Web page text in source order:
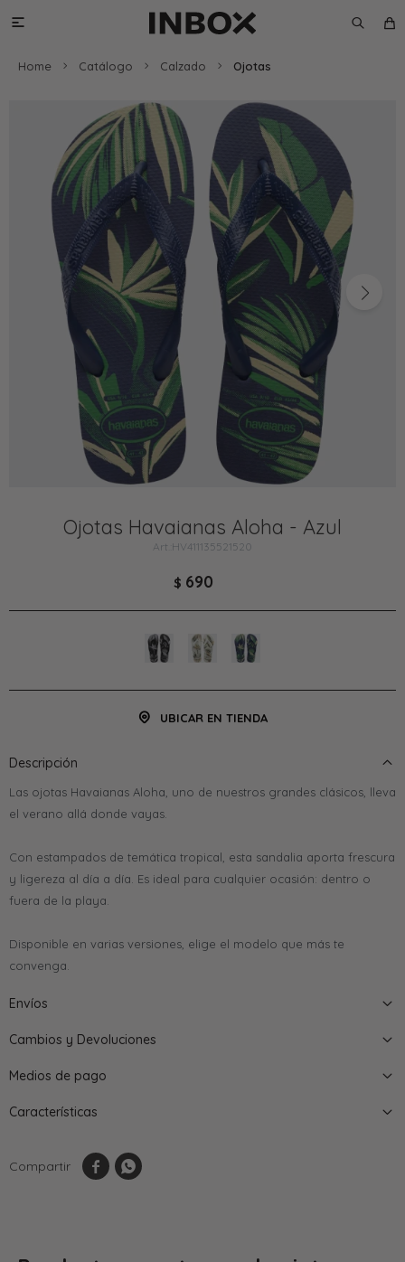

Home Catálogo Calzado Ojotas
Ojotas Havaianas Aloha - Azul
HV411135521520
$ 690
UBICAR EN TIENDA
Descripción
Las ojotas Havaianas Aloha, uno de nuestros grandes clásicos, lleva
el verano allá donde vayas.
Con estampados de temática tropical, esta sandalia aporta frescura
y ligereza al día a día. Es ideal para cualquier ocasión: dentro o
fuera de la playa.
Disponible en varias versiones, elige el modelo que más te
convenga.
Envíos
Cambios y Devoluciones
Medios de pago
Características
 